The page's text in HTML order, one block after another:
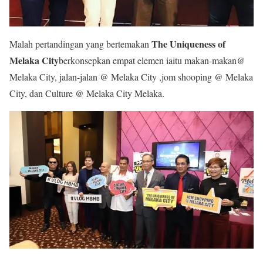
Malah pertandingan yang bertemakanThe Uniqueness of
Melaka Cityberkonsepkan empat elemen iaitu makan-makan@
Melaka City, jalan-jalan @ Melaka City ,jom shooping @ Melaka
City, dan Culture @ Melaka City Melaka.